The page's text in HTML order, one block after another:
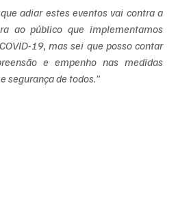
adiar estes eventos vai contra a
ao público que implementamos
19, mas sei que posso contar
e empenho nas medidas
segurança de todos."